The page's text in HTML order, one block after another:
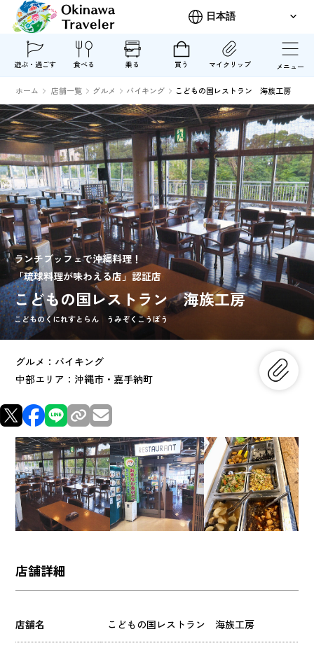
遊ぶ・過ごす 食べる 乗る 買う マイクリップ メニュー
ホーム 店舗一覧 グルメ バイキング こどもの国レストラン 海族工房
ランチブッフェで沖縄料理！
「琉球料理が味わえる店」認証店
こどもの国レストラン 海族工房
こどものくにれすとらん うみぞくこうぼう
グルメ：バイキング
中部エリア：沖縄市・嘉手納町
店舗詳細
店舗名 こどもの国レストラン 海族工房